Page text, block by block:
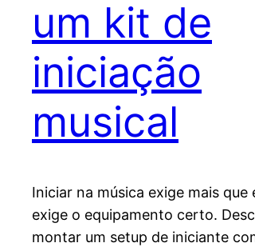
um kit de
iniciação
musical
Iniciar na música exige mais que
exige o equipamento certo.
montar um setup de iniciante